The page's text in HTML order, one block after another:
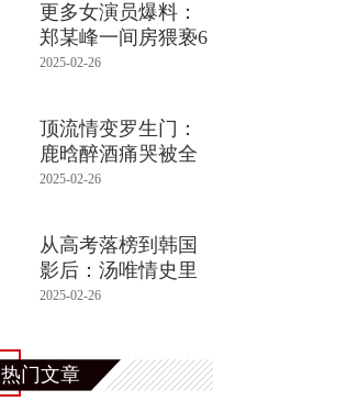
更多女演员爆料：
郑某峰一间房猥亵6
个女孩，炫
2025-02-26
顶流情变罗生门：
鹿晗醉酒痛哭被全
网围观 关
2025-02-26
从高考落榜到韩国
影后：汤唯情史里
的“禁忌博
2025-02-26
热门文章